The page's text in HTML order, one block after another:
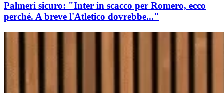
Palmeri sicuro: "Inter in scacco per Romero, ecco
perché. A breve l'Atletico dovrebbe..."